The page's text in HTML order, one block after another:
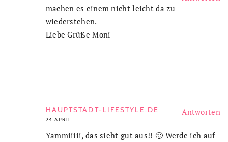
machen es einem nicht leicht da zu
wiederstehen.
Liebe Grüße Moni
HAUPTSTADT-LIFESTYLE.DE
24 APRIL
Yammiiiii, das sieht gut aus!! 🙂 Werde ich auf
Antworten